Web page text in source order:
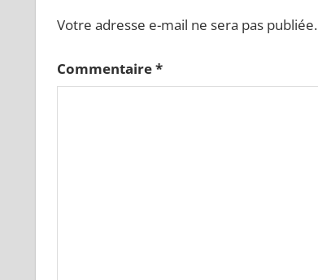
Votre adresse e-mail ne sera pas publiée.
Commentaire*